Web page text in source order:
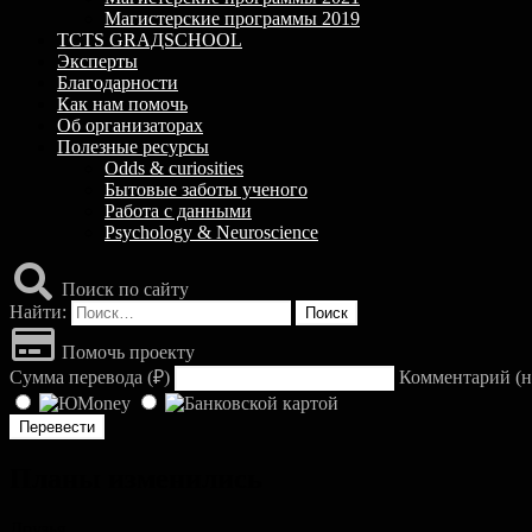
Магистерские программы 2019
TCTS GRАДSCHOOL
Эксперты
Благодарности
Как нам помочь
Об организаторах
Полезные ресурсы
Odds & curiosities
Бытовые заботы ученого
Работа с данными
Psychology & Neuroscience
Поиск по сайту
Найти:
Помочь проекту
Сумма перевода (₽) Комментарий